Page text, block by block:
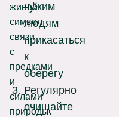
чужим
людям
прикасаться
к
оберегу
Регулярно
очищайте
живой
символ
связи
с
предками
и
силами
природы.